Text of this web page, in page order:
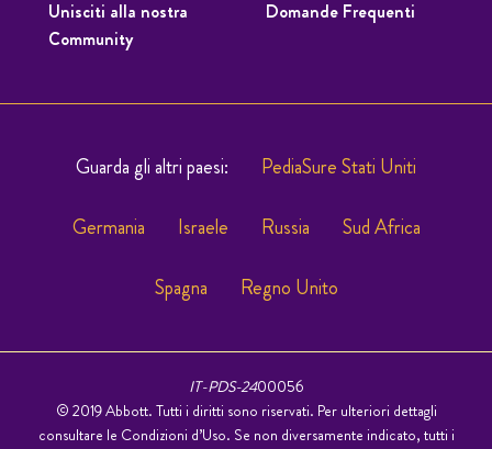
Unisciti alla nostra
Community
Domande Frequenti
Guarda gli altri paesi: PediaSure Stati Uniti
Germania Israele Russia Sud Africa
Spagna Regno Unito
IT-PDS-2400056
© 2019 Abbott. Tutti i diritti sono riservati. Per ulteriori dettagli
consultare le Condizioni d’Uso. Se non diversamente indicato, tutti i